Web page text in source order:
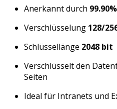
Anerkannt durch 99.90%
Verschlüsselung 128/
Schlüssellänge 2048 bit
Verschlüsselt den
Seiten
Ideal für Intranets und